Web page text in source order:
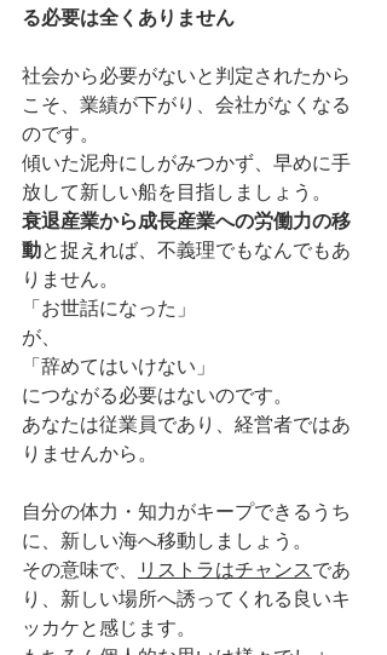
る必要は全くありません
社会から必要がないと判定されたから
こそ、業績が下がり、会社がなくなる
のです。
傾いた泥舟にしがみつかず、早めに手
放して新しい船を目指しましょう。
衰退産業から成長産業への労働力の移
動と捉えれば、不義理でもなんでもあ
りません。
「お世話になった」
が、
「辞めてはいけない」
につながる必要はないのです。
あなたは従業員であり、経営者ではあ
りませんから。
自分の体力・知力がキープできるうち
に、新しい海へ移動しましょう。
その意味で、
リストラはチャンスであ
り、新しい場所へ誘ってくれる良いキ
ッカケと感じます。